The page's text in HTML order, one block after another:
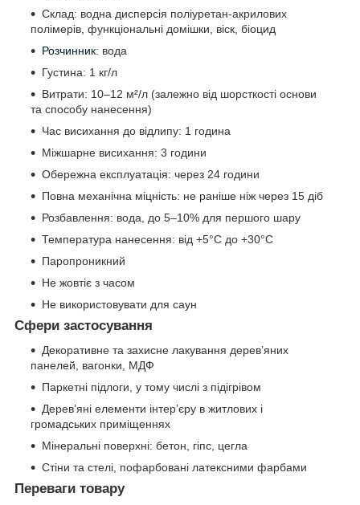
Склад: водна дисперсія поліуретан-акрилових
полімерів, функціональні домішки, віск, біоцид
Розчинник: вода
Густина: 1 кг/л
Витрати: 10–12 м²/л (залежно від шорсткості основи
та способу нанесення)
Час висихання до відлипу: 1 година
Міжшарне висихання: 3 години
Обережна експлуатація: через 24 години
Повна механічна міцність: не раніше ніж через 15 діб
Розбавлення: вода, до 5–10% для першого шару
Температура нанесення: від +5°C до +30°C
Паропроникний
Не жовтіє з часом
Не використовувати для саун
Сфери застосування
Декоративне та захисне лакування дерев’яних
панелей, вагонки, МДФ
Паркетні підлоги, у тому числі з підігрівом
Дерев’яні елементи інтер’єру в житлових і
громадських приміщеннях
Мінеральні поверхні: бетон, гіпс, цегла
Стіни та стелі, пофарбовані латексними фарбами
Переваги товару